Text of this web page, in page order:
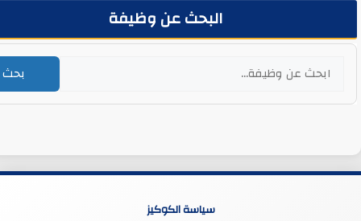
البحث عن وظيفة
سياسة الكوكيز